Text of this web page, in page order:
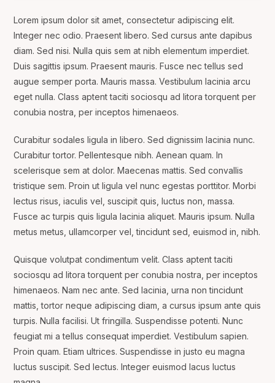
Lorem ipsum dolor sit amet, consectetur adipiscing elit.
Integer nec odio. Praesent libero. Sed cursus ante dapibus
diam. Sed nisi. Nulla quis sem at nibh elementum imperdiet.
Duis sagittis ipsum. Praesent mauris. Fusce nec tellus sed
augue semper porta. Mauris massa. Vestibulum lacinia arcu
eget nulla. Class aptent taciti sociosqu ad litora torquent per
conubia nostra, per inceptos himenaeos.
Curabitur sodales ligula in libero. Sed dignissim lacinia nunc.
Curabitur tortor. Pellentesque nibh. Aenean quam. In
scelerisque sem at dolor. Maecenas mattis. Sed convallis
tristique sem. Proin ut ligula vel nunc egestas porttitor. Morbi
lectus risus, iaculis vel, suscipit quis, luctus non, massa.
Fusce ac turpis quis ligula lacinia aliquet. Mauris ipsum. Nulla
metus metus, ullamcorper vel, tincidunt sed, euismod in, nibh.
Quisque volutpat condimentum velit. Class aptent taciti
sociosqu ad litora torquent per conubia nostra, per inceptos
himenaeos. Nam nec ante. Sed lacinia, urna non tincidunt
mattis, tortor neque adipiscing diam, a cursus ipsum ante quis
turpis. Nulla facilisi. Ut fringilla. Suspendisse potenti. Nunc
feugiat mi a tellus consequat imperdiet. Vestibulum sapien.
Proin quam. Etiam ultrices. Suspendisse in justo eu magna
luctus suscipit. Sed lectus. Integer euismod lacus luctus